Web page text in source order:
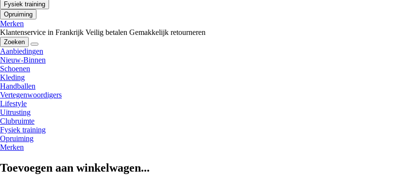
Fysiek training
Opruiming
Merken
Klantenservice in Frankrijk Veilig betalen Gemakkelijk retourneren
Zoeken
Aanbiedingen
Nieuw-Binnen
Schoenen
Kleding
Handballen
Vertegenwoordigers
Lifestyle
Uitrusting
Clubruimte
Fysiek training
Opruiming
Merken
Toevoegen aan winkelwagen...